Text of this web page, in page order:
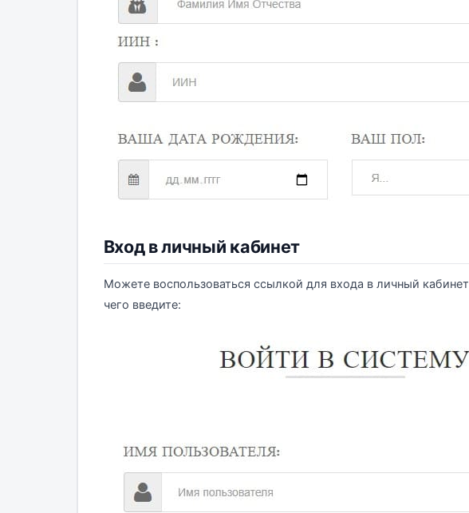
Вход в личный кабинет
Можете воспользоваться ссылкой для входа в личный кабинет
чего введите: